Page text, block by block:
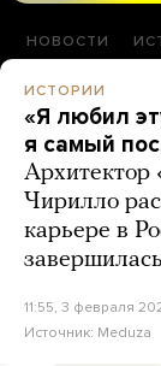
НОВОСТИ
ИСТОРИИ
«Я любил
я самый
Архитектор
Чирилло
карьере в
завершилась
11:55, 3 февраля
Источник: Meduza